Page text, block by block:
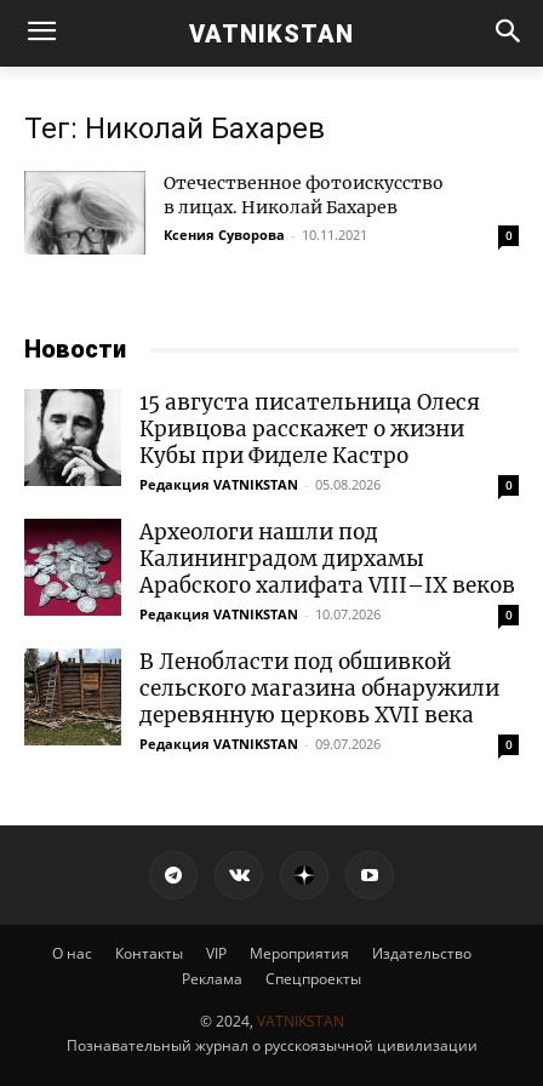
VATNIKSTAN
Тег: Николай Бахарев
Отечественное фотоискусство
в лицах. Николай Бахарев
Ксения Суворова - 10.11.2021 0
Новости
15 августа писательница Олеся
Кривцова расскажет о жизни
Кубы при Фиделе Кастро
Редакция VATNIKSTAN - 05.08.2026 0
Археологи нашли под
Калининградом дирхамы
Арабского халифата VIII–IX веков
Редакция VATNIKSTAN - 10.07.2026 0
В Ленобласти под обшивкой
сельского магазина обнаружили
деревянную церковь XVII века
Редакция VATNIKSTAN - 09.07.2026 0
О нас Контакты VIP Мероприятия
Издательство
Реклама
Спецпроекты
© 2024, VATNIKSTAN
Познавательный журнал о русскоязычной цивилизации